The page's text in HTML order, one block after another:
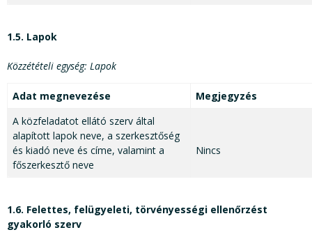
1.5. Lapok
Közzétételi egység: Lapok
Adat megnevezése
Megjegyzés
A közfeladatot ellátó szerv által
alapított lapok neve, a szerkesztőség
és kiadó neve és címe, valamint a
főszerkesztő neve
Nincs
1.6. Felettes, felügyeleti, törvényességi ellenőrzést
gyakorló szerv